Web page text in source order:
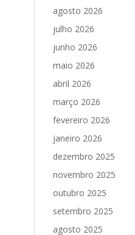
agosto 2026
julho 2026
junho 2026
maio 2026
abril 2026
março 2026
fevereiro 2026
janeiro 2026
dezembro 2025
novembro 2025
outubro 2025
setembro 2025
agosto 2025